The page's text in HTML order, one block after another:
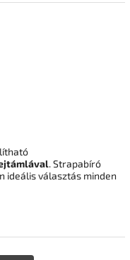
. Strapabíró
ideális választás minden